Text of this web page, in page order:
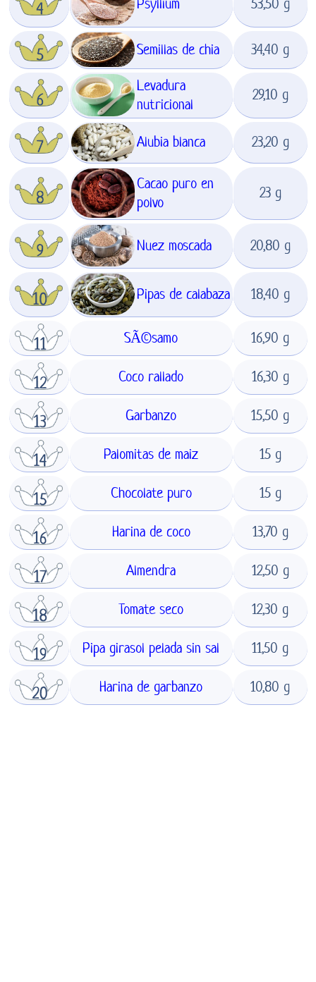
Semillas de chia
34,40 g
Levadura
nutricional
29,10 g
Alubia blanca 23,20 g
Cacao puro en
polvo
23 g
Nuez moscada 20,80 g
Pipas de calabaza 18,40 g
SÃ©samo 16,90 g
Coco rallado 16,30 g
Garbanzo 15,50 g
Palomitas de maiz 15 g
Chocolate puro 15 g
Harina de coco 13,70 g
Almendra 12,50 g
Tomate seco 12,30 g
Pipa girasol pelada sin sal 11,50 g
Harina de garbanzo 10,80 g